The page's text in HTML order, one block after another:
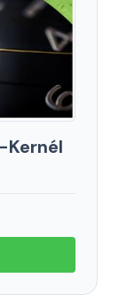
Kernél